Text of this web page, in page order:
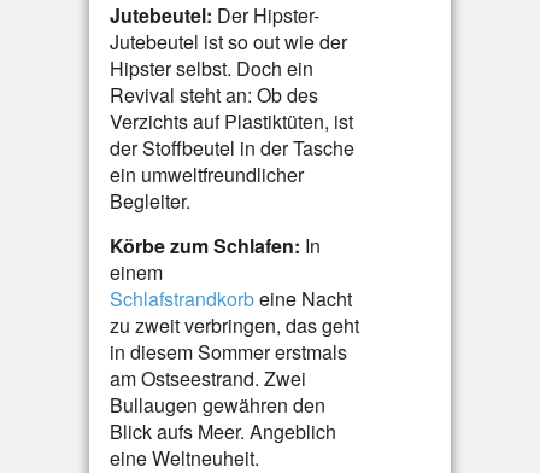
Jutebeutel: Der Hipster-
Jutebeutel ist so out wie der
Hipster selbst. Doch ein
Revival steht an: Ob des
Verzichts auf Plastiktüten, ist
der Stoffbeutel in der Tasche
ein umweltfreundlicher
Begleiter.
Körbe zum Schlafen: In
einem
Schlafstrandkorbeine Nacht
zu zweit verbringen, das geht
in diesem Sommer erstmals
am Ostseestrand. Zwei
Bullaugen gewähren den
Blick aufs Meer. Angeblich
eine Weltneuheit.